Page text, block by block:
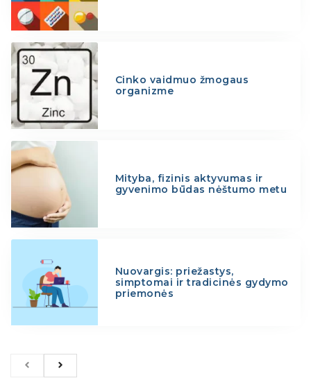
Cinko vaidmuo žmogaus
organizme
Mityba, fizinis aktyvumas ir
gyvenimo būdas nėštumo metu
Nuovargis: priežastys,
simptomai ir tradicinės gydymo
priemonės